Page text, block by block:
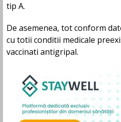
tip A.
De asemenea, tot conform
cu totii conditii medicale
vaccinati antigripal.